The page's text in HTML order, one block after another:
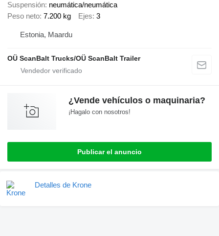
Suspensión neumática/neumática
Peso neto 7.200 kg Ejes 3
Estonia, Maardu
OÜ ScanBalt Trucks/OÜ ScanBalt Trailer
¿Vende vehículos o maquinaria?
¡Hagalo con nosotros!
Publicar el anuncio
Detalles de Krone